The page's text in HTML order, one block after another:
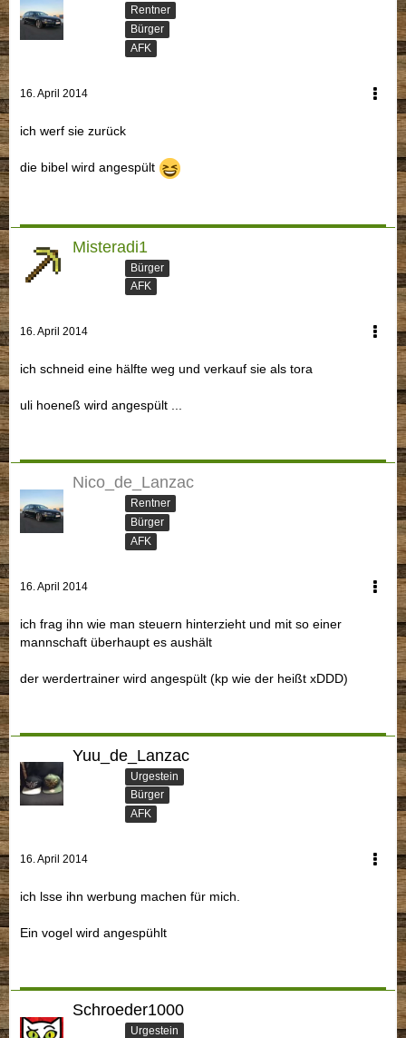
Rentner
Bürger
AFK
16. April 2014
ich werf sie zurück
die bibel wird angespült
Misteradi1
Bürger
AFK
16. April 2014
ich schneid eine hälfte weg und verkauf sie als tora
uli hoeneß wird angespült ...
Nico_de_Lanzac
Rentner
Bürger
AFK
16. April 2014
ich frag ihn wie man steuern hinterzieht und mit so einer
mannschaft überhaupt es aushält
der werdertrainer wird angespült (kp wie der heißt xDDD)
Yuu_de_Lanzac
Urgestein
Bürger
AFK
16. April 2014
ich lsse ihn werbung machen für mich.
Ein vogel wird angespühlt
Schroeder1000
Urgestein